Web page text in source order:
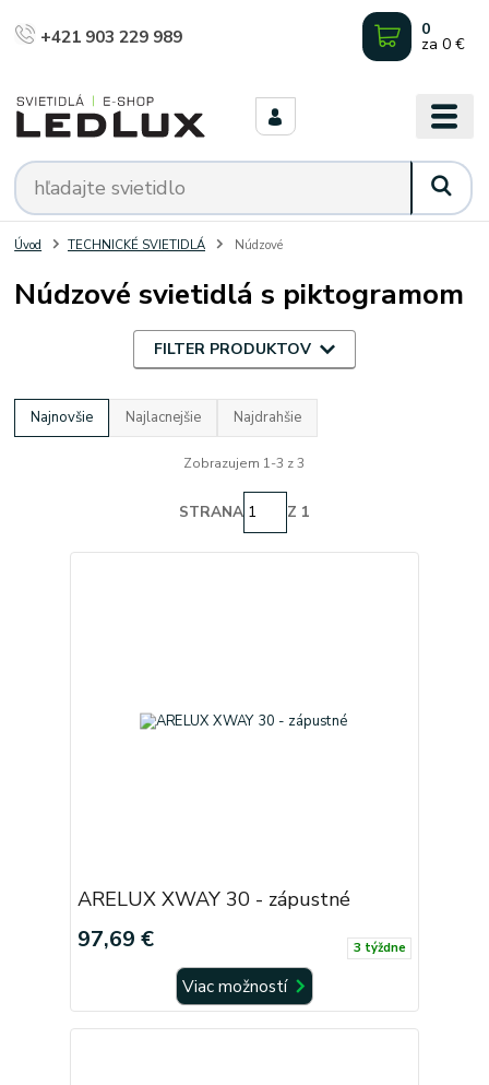
+421 903 229 989 0
za 0 €
Úvod TECHNICKÉ SVIETIDLÁ Núdzové
Núdzové svietidlá s piktogramom
FILTER PRODUKTOV
Najnovšie Najlacnejšie Najdrahšie
Zobrazujem 1-3 z 3
STRANA Z 1
ARELUX XWAY 30 - zápustné
97,69 € 3 týždne
Viac možností